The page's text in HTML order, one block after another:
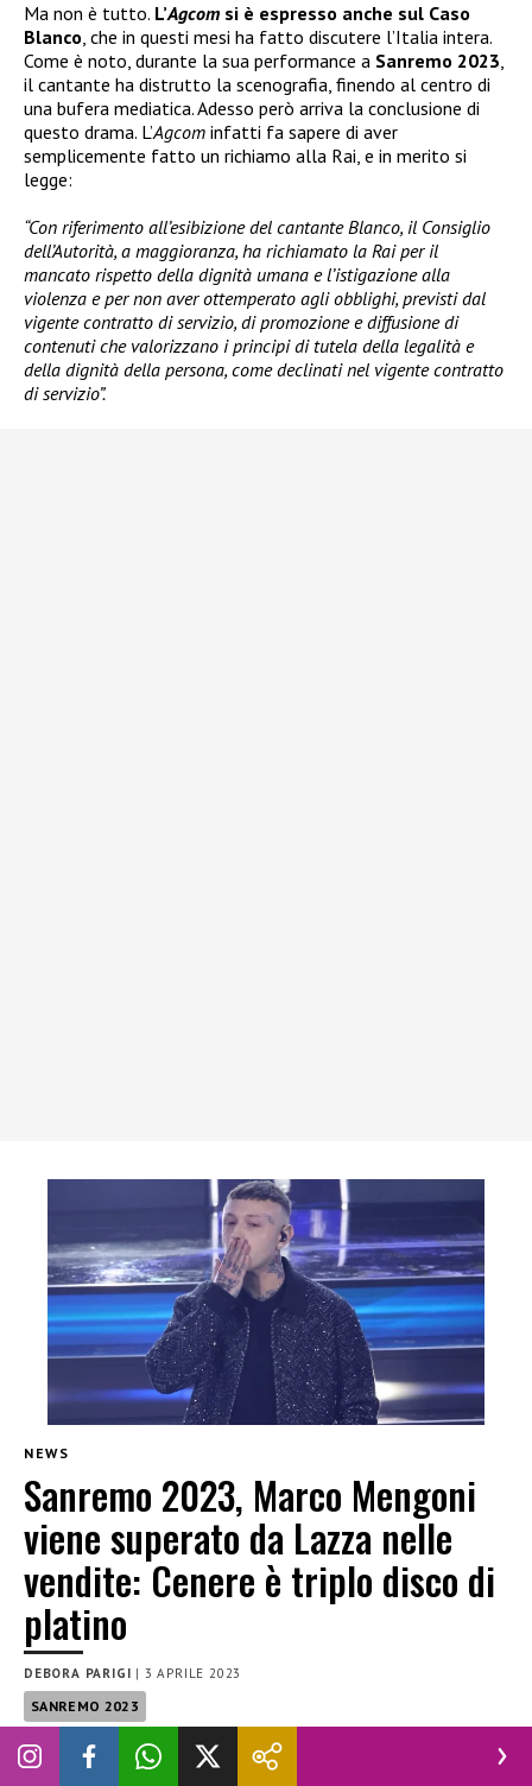
Ma non è tutto. L’Agcom si è espresso anche sul Caso
Blanco, che in questi mesi ha fatto discutere l’Italia intera.
Come è noto, durante la sua performance a Sanremo 2023,
il cantante ha distrutto la scenografia, finendo al centro di
una bufera mediatica. Adesso però arriva la conclusione di
questo drama. L’Agcom infatti fa sapere di aver
semplicemente fatto un richiamo alla Rai, e in merito si
legge:
“Con riferimento all’esibizione del cantante Blanco, il Consiglio
dell’Autorità, a maggioranza, ha richiamato la Rai per il
mancato rispetto della dignità umana e l’istigazione alla
violenza e per non aver ottemperato agli obblighi, previsti dal
vigente contratto di servizio, di promozione e diffusione di
contenuti che valorizzano i principi di tutela della legalità e
della dignità della persona, come declinati nel vigente contratto
di servizio”.
NEWS
Sanremo 2023, Marco Mengoni
viene superato da Lazza nelle
vendite: Cenere è triplo disco di
platino
DEBORA PARIGI | 3 APRILE 2023
SANREMO 2023
Superamento di vendite tra i big di Sanremo 2023, Cenere di
Lazza, è infatti al momento la canzone più ascoltata